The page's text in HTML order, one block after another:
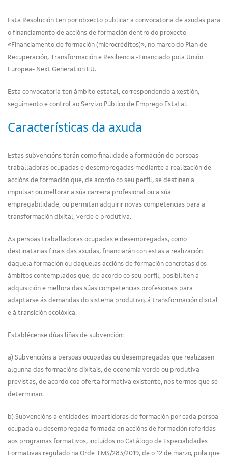
Esta Resolución ten por obxecto publicar a convocatoria de axudas para
o financiamento de accións de formación dentro do proxecto
«Financiamento de formación (microcréditos)», no marco do Plan de
Recuperación, Transformación e Resiliencia -Financiado pola Unión
Europea- Next Generation EU.
Esta convocatoria ten ámbito estatal, correspondendo a xestión,
seguimento e control ao Servizo Público de Emprego Estatal.
Características da axuda
Estas subvencións terán como finalidade a formación de persoas
traballadoras ocupadas e desempregadas mediante a realización de
accións de formación que, de acordo co seu perfil, se destinen a
impulsar ou mellorar a súa carreira profesional ou a súa
empregabilidade, ou permitan adquirir novas competencias para a
transformación dixital, verde e produtiva.
As persoas traballadoras ocupadas e desempregadas, como
destinatarias finais das axudas, financiarán con estas a realización
daquela formación ou daquelas accións de formación concretas dos
ámbitos contemplados que, de acordo co seu perfil, posibiliten a
adquisición e mellora das súas competencias profesionais para
adaptarse ás demandas do sistema produtivo, á transformación dixital
e á transición ecolóxica.
Establécense dúas liñas de subvención:
a) Subvencións a persoas ocupadas ou desempregadas que realizasen
algunha das formacións dixitais, de economía verde ou produtiva
previstas, de acordo coa oferta formativa existente, nos termos que se
determinan.
b) Subvencións a entidades impartidoras de formación por cada persoa
ocupada ou desempregada formada en accións de formación referidas
aos programas formativos, incluídos no Catálogo de Especialidades
Formativas regulado na Orde TMS/283/2019, de o 12 de marzo, pola que